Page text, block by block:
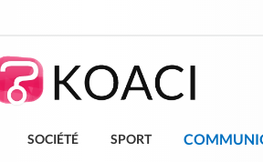
SOCIÉTÉ SPORT